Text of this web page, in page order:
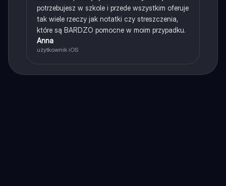
potrzebujesz w szkole i przede wszystkim oferuje
tak wiele rzeczy jak notatki czy streszczenia,
które są BARDZO pomocne w moim przypadku.
Anna
użytkownik iOS